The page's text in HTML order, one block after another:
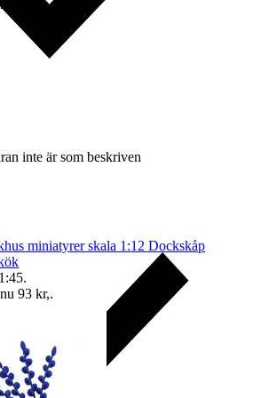
inte är som beskriven
36 kr,.
miniatyrer skala 1:12 Dockskåp
.
93 kr,.